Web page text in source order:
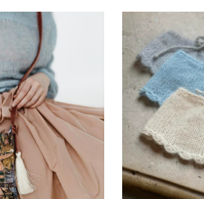
в
Silk little
pуб.
7